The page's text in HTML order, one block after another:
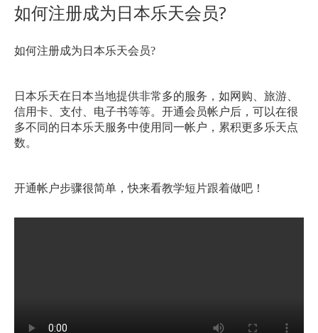
如何注册成为日本乐天会员?
如何注册成为日本乐天会员?
日本乐天在日本当地提供非常多的服务，如网购、旅游、
信用卡、支付、电子书等等。开通会员帐户后，可以在很
多不同的日本乐天服务中使用同一帐户，累积更多乐天点
数。
开通帐户步骤很简单，快来看教学短片跟着做吧！